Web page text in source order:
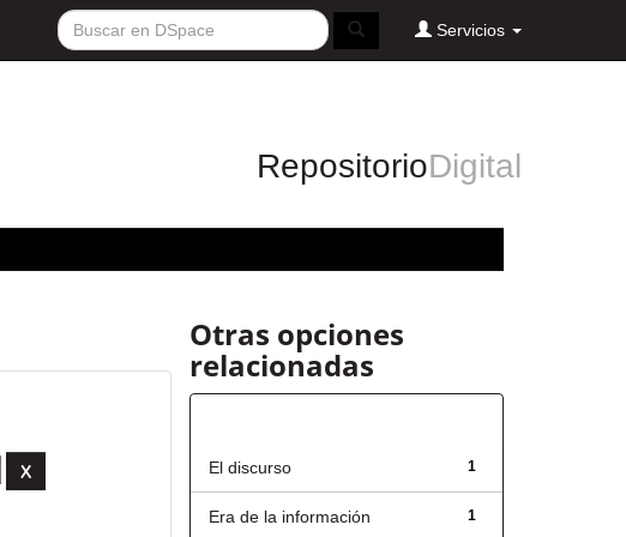
Servicios
RepositorioDigital
Otras opciones
relacionadas
1
El discurso
1
Era de la información